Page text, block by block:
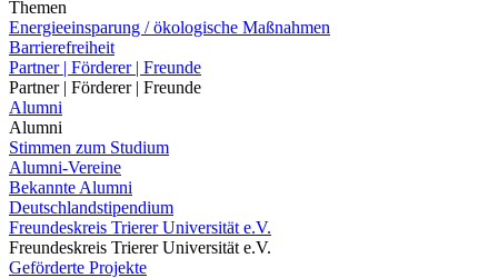
Themen
Energieeinsparung / ökologische Maßnahmen
Barrierefreiheit
Partner | Förderer | Freunde
Partner | Förderer | Freunde
Alumni
Alumni
Stimmen zum Studium
Alumni-Vereine
Bekannte Alumni
Deutschlandstipendium
Freundeskreis Trierer Universität e.V.
Freundeskreis Trierer Universität e.V.
Geförderte Projekte